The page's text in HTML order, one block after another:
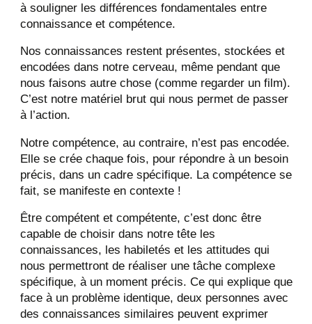
à souligner les différences fondamentales entre
connaissance et compétence.
Nos connaissances restent présentes, stockées et
encodées dans notre cerveau, même pendant que
nous faisons autre chose (comme regarder un film).
C’est notre matériel brut qui nous permet de passer
à l’action.
Notre compétence, au contraire, n’est pas encodée.
Elle se crée chaque fois, pour répondre à un besoin
précis, dans un cadre spécifique. La compétence se
fait, se manifeste en contexte !
Être compétent et compétente, c’est donc être
capable de choisir dans notre tête les
connaissances, les habiletés et les attitudes qui
nous permettront de réaliser une tâche complexe
spécifique, à un moment précis. Ce qui explique que
face à un problème identique, deux personnes avec
des connaissances similaires peuvent exprimer